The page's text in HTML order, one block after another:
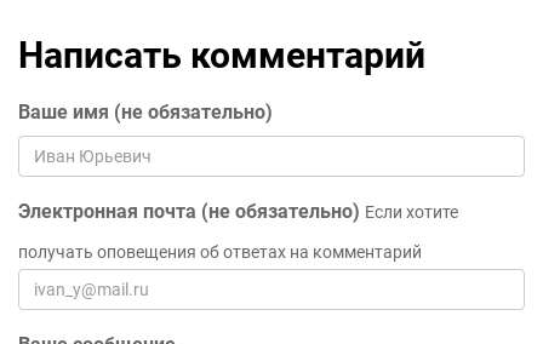
Написать комментарий
Ваше имя (не обязательно)
Электронная почта (не обязательно) Если хотите
получать оповещения об ответах на комментарий